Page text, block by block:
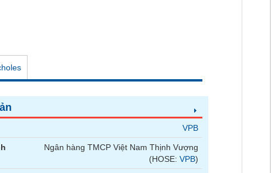
VPB
Ngân hàng TMCP Việt Nam Thịnh Vượng
(HOSE:VPB)